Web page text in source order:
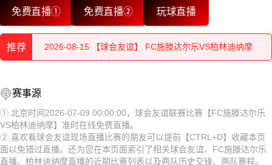
免费直播① 免费直播② 玩球直播
推荐
2026-08-15 【球会友谊】 FC施滕达尔乐VS柏林迪纳摩
2026-08-15 【球会友谊】 FC施滕达尔乐VS柏林迪纳摩
2026-08-15 【球会友谊】 FC施滕达尔乐VS柏林迪纳摩
2026-08-15 【球会友谊】 FC施滕达尔乐VS柏林迪纳摩
2026-08-15 【球会友谊】 FC施滕达尔乐VS柏林迪纳摩
2026-08-15 【球会友谊】 FC施滕达尔乐VS柏林迪纳摩
赛事源
①.北京时间2026-07-09 00:00:00，球会友谊联赛比赛【FC施滕达尔乐
VS柏林迪纳摩】准时在线免费直播。
②.喜欢看球会友谊现场直播比赛的朋友可以提前【CTRL+D】收藏本页
面以免错过直播。还为您在本页面索引了相关球会友谊、FC施滕达尔乐
直播、柏林迪纳摩直播的近期比赛列表以及两队历史交锋、两队赛程。